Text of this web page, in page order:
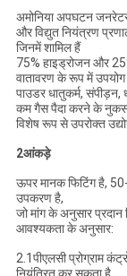
अमोनिया अपघटन
और विद्युत नियंत्रण
जिनमें शामिल हैं
75% हाइड्रोजन और
वातावरण के रूप में उपयोग
पाउडर धातुकर्म, संपीड़न,
कम गैस पैदा करने के
विशेष रूप से उपरोक्त
2आंकड़े
ऊपर मानक फिटिंग है,
उपकरण है,
जो मांग के अनुसार प्रदान
आवश्यकता के अनुसार:
2.1पीएलसी प्रोग्राम